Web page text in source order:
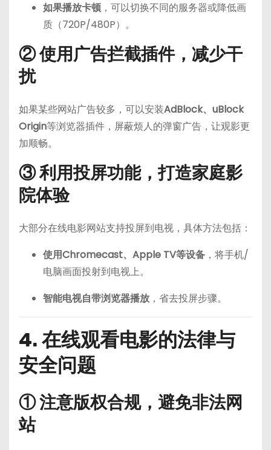
如果播放卡顿 ，可以切换不同的服务器或降低画
质（720P/480P）。
② 使用广告拦截插件，减少干
扰
如果某些网站广告较多，可以安装AdBlock、uBlock
Origin等浏览器插件，屏蔽烦人的弹窗广告，让观影更
加顺畅。
③ 利用投屏功能，打造家庭影
院体验
大部分在线电影网站支持投屏到电视，具体方法包括：
使用Chromecast、Apple TV等设备 ，将手机/
电脑画面投射到电视上。
智能电视自带浏览器播放 ，省去投屏步骤。
4. 在线观看电影的法律与
安全问题
① 注意版权合规，避免非法网
站